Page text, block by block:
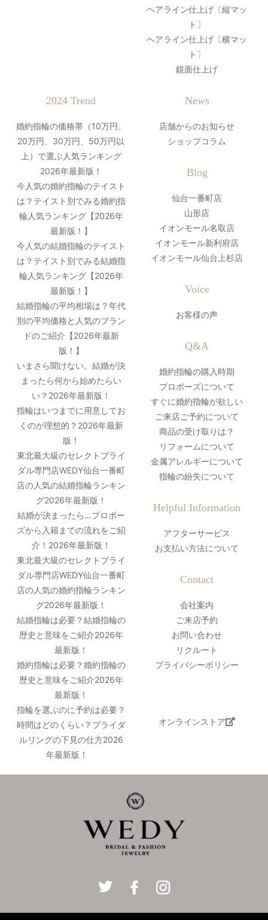
ヘアライン仕上げ〔縦マッ
ト〕
ヘアライン仕上げ〔横マッ
ト〕
鏡面仕上げ
2024 Trend
婚約指輪の価格帯（10万円、
20万円、30万円、50万円以
上）で選ぶ人気ランキング
2026年最新版！
今人気の婚約指輪のテイスト
は？テイスト別でみる婚約指
輪人気ランキング【2026年
最新版！】
今人気の結婚指輪のテイスト
は？テイスト別でみる結婚指
輪人気ランキング【2026年
最新版！】
結婚指輪の平均相場は？年代
別の平均価格と人気のブラン
ドのご紹介【2026年最新
版！】
いまさら聞けない。結婚が決
まったら何から始めたらい
い？2026年最新版！
指輪はいつまでに用意してお
くのが理想的？2026年最新
版！
東北最大級のセレクトブライ
ダル専門店WEDY仙台一番町
店の人気の結婚指輪ランキン
グ2026年最新版！
結婚が決まったら…プロポー
ズから入籍までの流れをご紹
介！2026年最新版！
東北最大級のセレクトブライ
ダル専門店WEDY仙台一番町
店の人気の婚約指輪ランキン
グ2026年最新版！
結婚指輪は必要？結婚指輪の
歴史と意味をご紹介2026年
最新版！
婚約指輪は必要？婚約指輪の
歴史と意味をご紹介2026年
最新版！
指輪を選ぶのに予約は必要？
時間はどのくらい？ブライダ
ルリングの下見の仕方2026
年最新版！
News
店舗からのお知らせ
ショップコラム
Blog
仙台一番町店
山形店
イオンモール名取店
イオンモール新利府店
イオンモール仙台上杉店
Voice
お客様の声
Q&A
婚約指輪の購入時期
プロポーズについて
すぐに婚約指輪が欲しい
ご来店ご予約について
商品の受け取りは？
リフォームについて
金属アレルギーについて
指輪の紛失について
Helpful Information
アフターサービス
お支払い方法について
Contact
会社案内
ご来店予約
お問い合わせ
リクルート
プライバシーポリシー
オンラインストア